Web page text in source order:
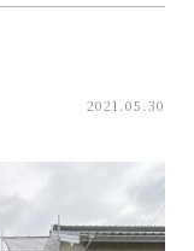
2021.05.30